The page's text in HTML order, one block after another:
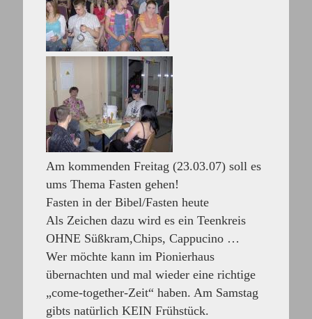
Am kommenden Freitag (23.03.07) soll es
ums Thema Fasten gehen!
Fasten in der Bibel/Fasten heute
Als Zeichen dazu wird es ein Teenkreis
OHNE Süßkram,Chips, Cappucino …
Wer möchte kann im Pionierhaus
übernachten und mal wieder eine richtige
„come-together-Zeit“ haben. Am Samstag
gibts natürlich KEIN Frühstück.